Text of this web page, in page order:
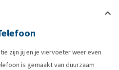
zijn jij en je viervoeter weer even
is gemaakt van duurzaam